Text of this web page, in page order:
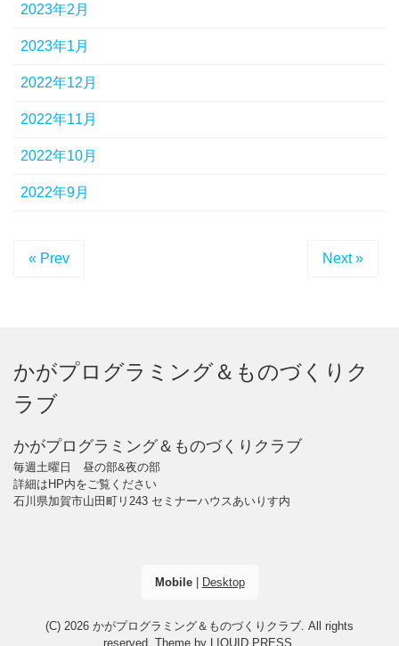
2023年2月
2023年1月
2022年12月
2022年11月
2022年10月
2022年9月
« Prev Next »
かがプログラミング＆ものづくりク
ラブ
かがプログラミング＆ものづくりクラブ
毎週土曜日 昼の部&夜の部
詳細はHP内をご覧ください
石川県加賀市山田町リ243 セミナーハウスあいりす内
Mobile| Desktop
(C) 2026 かがプログラミング＆ものづくりクラブ . All rights
reserved. Theme by LIQUID PRESS